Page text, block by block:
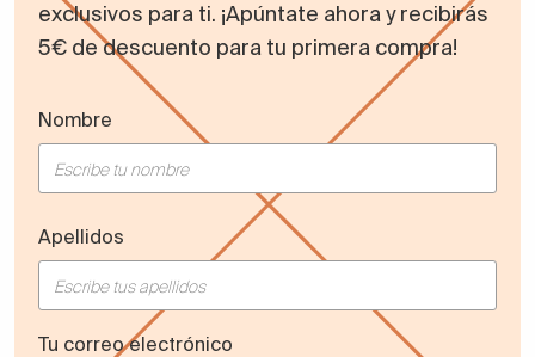
exclusivos para ti. ¡Apúntate ahora y recibirás
5€ de descuento para tu primera compra!
Nombre
Apellidos
Tu correo electrónico